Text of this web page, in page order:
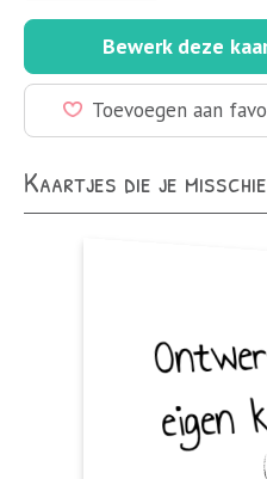
Bewerk deze
Toevoegen aan
Kaartjes die je